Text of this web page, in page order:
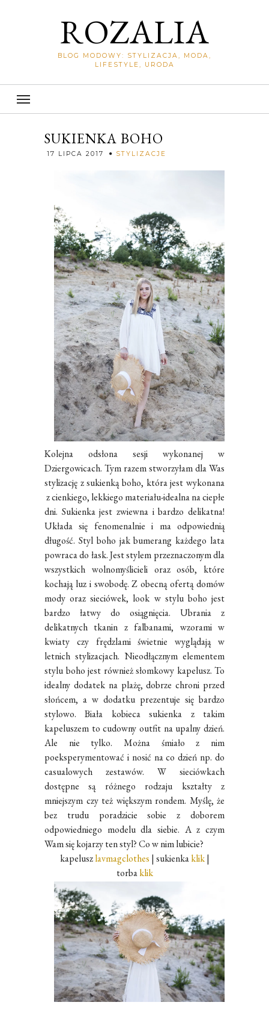
ROZALIA
BLOG MODOWY: STYLIZACJA, MODA,
LIFESTYLE, URODA
SUKIENKA BOHO
17 LIPCA 2017 STYLIZACJE
Kolejna odsłona sesji wykonanej w
Dziergowicach. Tym razem stworzyłam dla Was
stylizację z sukienką boho, która jest wykonana
z cienkiego, lekkiego materiału-idealna na ciepłe
dni. Sukienka jest zwiewna i bardzo delikatna!
Układa się fenomenalnie i ma odpowiednią
długość. Styl boho jak bumerang każdego lata
powraca do łask.Jest stylem przeznaczonym dla
wszystkich wolnomyślicieli oraz osób, które
kochają luz i swobodę. Z obecną ofertą domów
mody oraz sieciówek, look w stylu boho jest
bardzo łatwy do osiągnięcia. Ubrania z
delikatnych tkanin z falbanami, wzorami w
kwiaty czy frędzlami świetnie wyglądają w
letnich stylizacjach.Nieodłącznym elementem
stylu boho jest równieżsłomkowy kapelusz. To
idealny dodatek na plażę, dobrze chroni przed
słońcem, a w dodatku prezentuje się bardzo
stylowo. Biała kobieca sukienka z takim
kapeluszem to cudowny outfit na upalny dzień.
Ale nie tylko. Można śmiało z nim
poeksperymentować i nosić na co dzień np. do
casualowych zestawów. W sieciówkach
dostępne są różnego rodzaju kształty z
mniejszym czy też większym rondem. Myślę, że
bez trudu poradzicie sobie z doborem
odpowiedniego modelu dla siebie. A zczym
Wam się kojarzy ten styl? Co w nim lubicie?
kapeluszlavmagclothes | sukienkaklik |
torbaklik